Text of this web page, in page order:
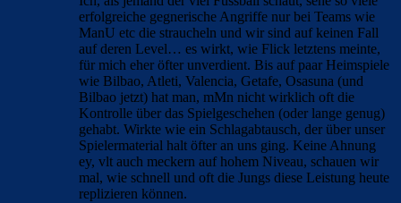
erfolgreiche gegnerische Angriffe nur bei Teams wie
ManU etc die straucheln und wir sind auf keinen Fall
auf deren Level… es wirkt, wie Flick letztens meinte,
für mich eher öfter unverdient. Bis auf paar Heimspiele
wie Bilbao, Atleti, Valencia, Getafe, Osasuna (und
Bilbao jetzt) hat man, mMn nicht wirklich oft die
Kontrolle über das Spielgeschehen (oder lange genug)
gehabt. Wirkte wie ein Schlagabtausch, der über unser
Spielermaterial halt öfter an uns ging. Keine Ahnung
ey, vlt auch meckern auf hohem Niveau, schauen wir
mal, wie schnell und oft die Jungs diese Leistung heute
replizieren können.